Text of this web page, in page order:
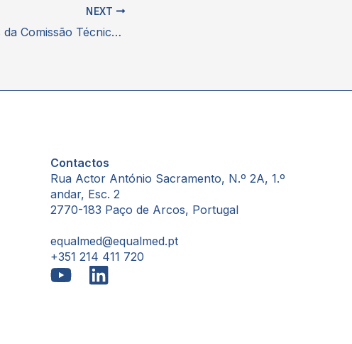
NEXT
Perspetivas da Comissão Técnica de Medicamentos Biossimilares
Contactos
Rua Actor António Sacramento, N.º 2A, 1.º
andar, Esc. 2
2770-183 Paço de Arcos, Portugal
equalmed@equalmed.pt
+351 214 411 720